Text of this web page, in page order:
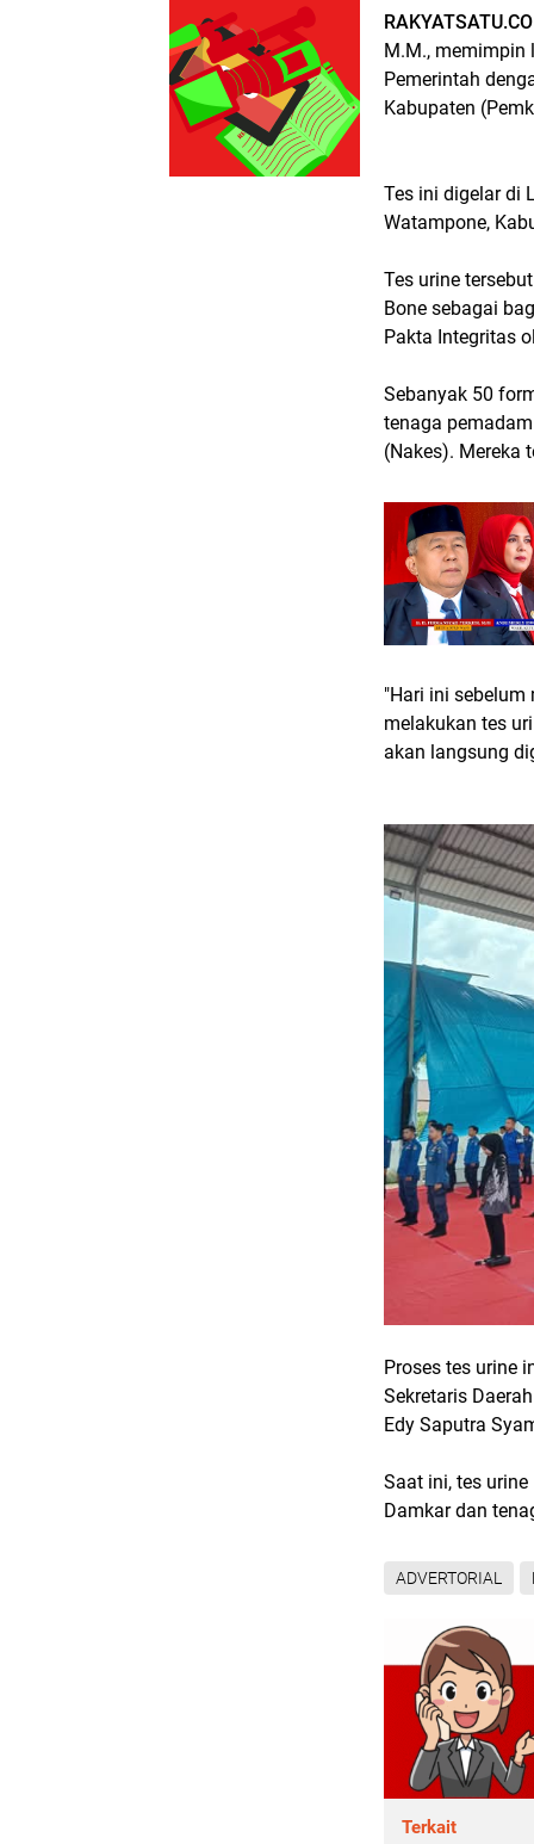
M.M., memimpin
Pemerintah
Kabupaten
Tes ini digelar di
Watampone,
Tes urine
Bone sebagai
Pakta Integritas
Sebanyak 50
tenaga
(Nakes).
"Hari ini
melakukan tes
akan langsung
Proses tes urine
Sekretaris
Edy Saputra
Saat ini, tes
Damkar dan
ADVERTORIAL
Terkait